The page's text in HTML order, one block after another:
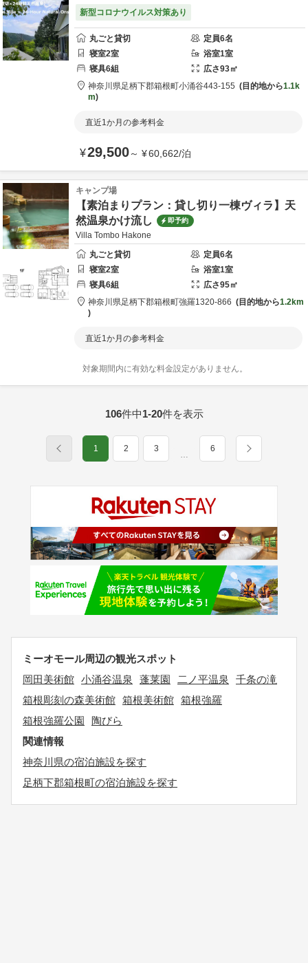
新型コロナウイルス対策あり
丸ごと貸切 定員6名
寝室2室 浴室1室
寝具6組 広さ93㎡
神奈川県足柄下郡箱根町小涌谷443-155 目的地から1.1k
m
直近1か月の参考料金
¥29,500～ ¥60,662/泊
キャンプ場
【素泊まりプラン：貸し切り一棟ヴィラ】天
然温泉かけ流し
即予約
Villa Tombo Hakone
丸ごと貸切
定員6名
寝室2室 浴室1室
寝具6組 広さ95㎡
神奈川県足柄下郡箱根町強羅1320-866 目的地から1.2km
直近1か月の参考料金
対象期間内に有効な料金設定がありません。
106件中1-20件を表示
1 2 3
…
6
ミーオモール周辺の観光スポット
岡田美術館 小涌谷温泉 蓬莱園 二ノ平温泉
千条の滝
箱根彫刻の森美術館 箱根美術館 箱根強羅
箱根強羅公園
陶びら
関連情報
神奈川県の宿泊施設を探す
足柄下郡箱根町の宿泊施設を探す